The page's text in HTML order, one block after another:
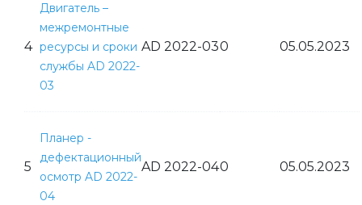
4
Двигатель –
межремонтные
ресурсы и сроки
службы AD 2022-
03
AD 2022-030 05.05.2023
5
Планер -
дефектационный
осмотр AD 2022-
04
AD 2022-040 05.05.2023